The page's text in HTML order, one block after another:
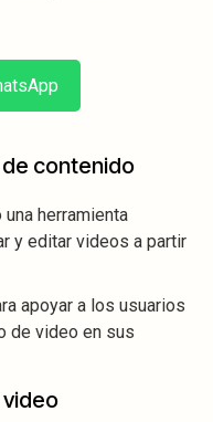
de contenido
herramienta
y editar videos a partir
apoyar a los usuarios
de video en sus